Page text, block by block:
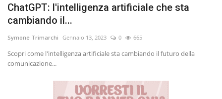
Entra nel Team
Volgo Academy
Tecnologia
ChatGPT: l'intelligenza artificiale che sta
cambiando il...
Symone Trimarchi Gennaio 13, 2023 0 665
Scopri come l'intelligenza artificiale sta cambiando il futuro della
comunicazione...